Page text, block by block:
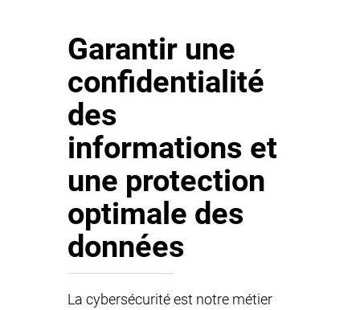
Garantir une
confidentialité
des
informations et
une protection
optimale des
données
La cybersécurité est notre métier